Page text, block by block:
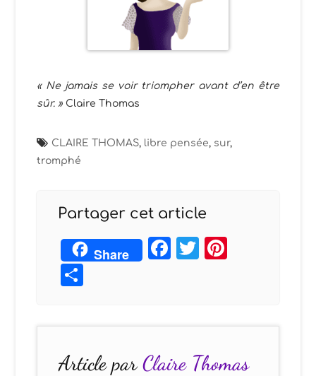
« Ne jamais se voir triompher avant d’en être
sûr. » Claire Thomas
CLAIRE THOMAS, libre pensée, sur,
tromphé
Partager cet article
Share Facebook
Twitter
Article parClaire Thomas